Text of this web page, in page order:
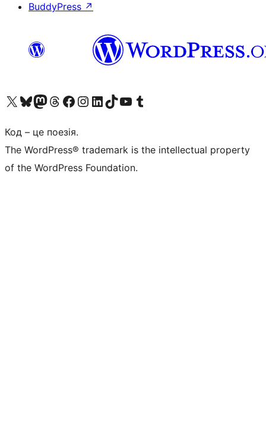
BuddyPress ↗
Visit our X (formerly Twitter) account
Visit our Bluesky account
Завітайте до нашої стрічки в Mastodon
Visit our Threads account
Завітайте на нашу сторінку в Facebook
Visit our Instagram account
Visit our LinkedIn account
Visit our TikTok account
Visit our YouTube channel
Visit our Tumblr account
Код – це поезія.
The WordPress® trademark is the intellectual property
of the WordPress Foundation.